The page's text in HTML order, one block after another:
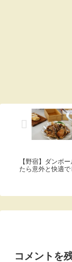
【野宿】ダンボ
たら意外と快適で
コメントを